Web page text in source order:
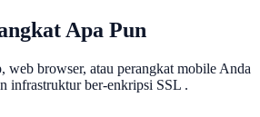
Apa Pun
web browser, atau perangkat mobile Anda
infrastruktur ber-enkripsi SSL .